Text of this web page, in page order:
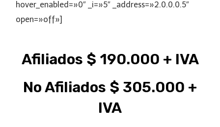
hover_enabled=»0″ _i=»5″ _address=»2.0.0.0.5″
open=»off»]
Afiliados $ 190.000 + IVA
No Afiliados $ 305.000 +
IVA